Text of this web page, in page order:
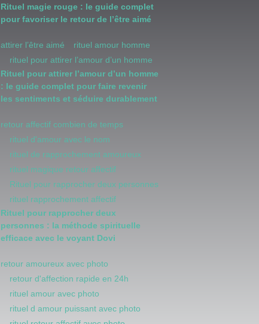
Rituel magie rouge : le guide complet
pour favoriser le retour de l’être aimé
attirer l’être aimé
rituel amour homme
rituel pour attirer l’amour d’un homme
Rituel pour attirer l’amour d’un homme
: le guide complet pour faire revenir
les sentiments et séduire durablement
retour affectif combien de temps
rituel d'amour avec le nom
rituel de rapprochement amoureux
rituel magique retour affectif
Rituel pour rapprocher deux personnes
rituel rapprochement affectif
Rituel pour rapprocher deux
personnes : la méthode spirituelle
efficace avec le voyant Dovi
retour amoureux avec photo
retour d'affection rapide en 24h
rituel amour avec photo
rituel d amour puissant avec photo